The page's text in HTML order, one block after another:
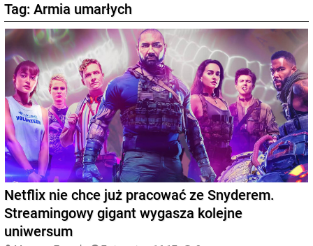
Tag: Armia umarłych
Netflix nie chce już pracować ze Snyderem.
Streamingowy gigant wygasza kolejne
uniwersum